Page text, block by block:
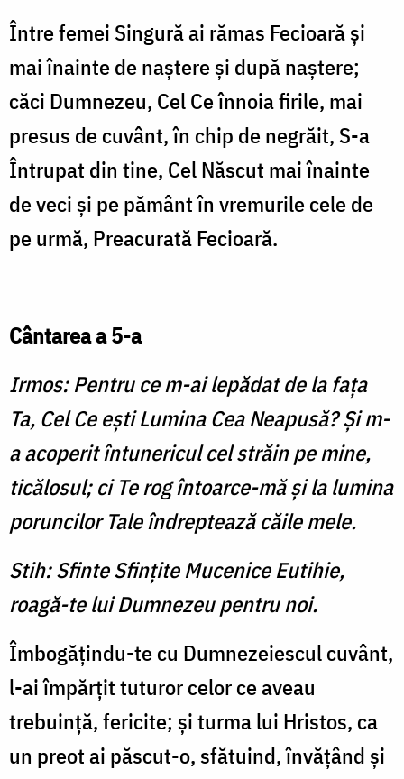
Între femei Singură ai rămas Fecioară şi
mai înainte de naştere şi după naştere;
căci Dumnezeu, Cel Ce înnoia firile, mai
presus de cuvânt, în chip de negrăit, S-a
Întrupat din tine, Cel Născut mai înainte
de veci şi pe pământ în vremurile cele de
pe urmă, Preacurată Fecioară.
Cântarea a 5-a
Irmos: Pentru ce m-ai lepădat de la faţa
Ta, Cel Ce eşti Lumina Cea Neapusă? Şi m-
a acoperit întunericul cel străin pe mine,
ticălosul; ci Te rog întoarce-mă şi la lumina
poruncilor Tale îndreptează căile mele.
Stih: Sfinte Sfinţite Mucenice Eutihie,
roagă-te lui Dumnezeu pentru noi.
Îmbogăţindu-te cu Dumnezeiescul cuvânt,
l-ai împărţit tuturor celor ce aveau
trebuinţă, fericite; şi turma lui Hristos, ca
un preot ai păscut-o, sfătuind, învăţând şi